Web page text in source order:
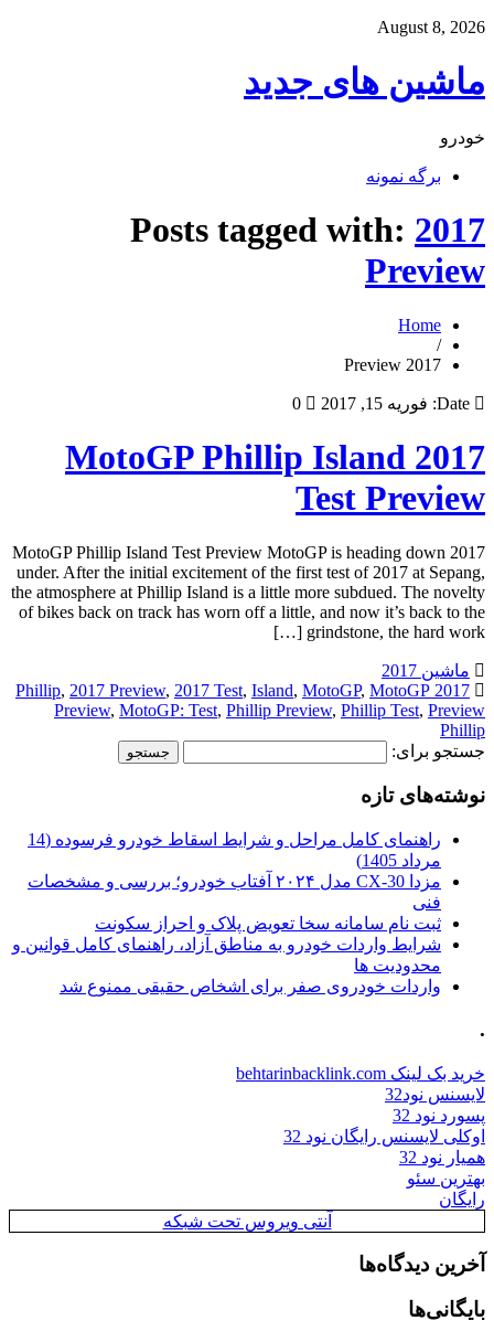
August 8, 2026
ماشین های جدید
خودرو
برگه نمونه
Posts tagged with: 2017
Preview
Home
/
2017 Preview
Date: فوریه 15, 2017 0
2017 MotoGP Phillip Island
Test Preview
2017 MotoGP Phillip Island Test Preview MotoGP is heading down
under. After the initial excitement of the first test of 2017 at Sepang,
the atmosphere at Phillip Island is a little more subdued. The novelty
of bikes back on track has worn off a little, and now it’s back to the
grindstone, the hard work […]
ماشین 2017
2017 Phillip
, 2017 Preview, 2017 Test, Island, MotoGP, MotoGP
Preview, MotoGP: Test, Phillip Preview, Phillip Test, Preview
Phillip
جستجو برای:
نوشته‌های تازه
راهنمای کامل مراحل و شرایط اسقاط خودرو فرسوده (14
مرداد 1405)
مزدا CX-30 مدل ۲۰۲۴ آفتاب خودرو؛ بررسی و مشخصات
فنی
ثبت نام سامانه سخا تعویض پلاک و احراز سکونت
شرایط واردات خودرو به مناطق آزاد، راهنمای کامل قوانین و
محدودیت ها
واردات خودروی صفر برای اشخاص حقیقی ممنوع شد
.
خرید بک لینک behtarinbacklink.com
لایسنس نود32
پسورد نود 32
اوکلی لایسنس رایگان نود 32
همیار نود 32
بهترین سئو
رایگان
آنتی ویروس تحت شبکه
آخرین دیدگاه‌ها
بایگانی‌ها